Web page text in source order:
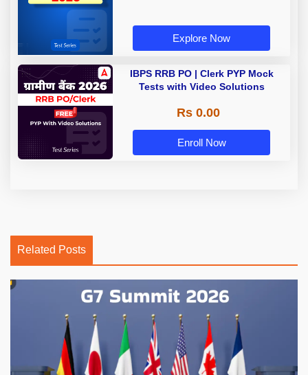
Explore Now
IBPS RRB PO | Clerk PYP Mock
Tests with Video Solutions
Rs 0.00
Enroll Now
Related Posts